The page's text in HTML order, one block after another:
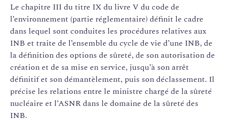
Le chapitre III du titre IX du livre V du code de
l’environnement (partie réglementaire) définit le cadre
dans lequel sont conduites les procédures relatives aux
INB et traite de l’ensemble du cycle de vie d’une INB, de
la définition des options de sûreté, de son autorisation de
création et de sa mise en service, jusqu’à son arrêt
définitif et son démantèlement, puis son déclassement. Il
précise les relations entre le ministre chargé de la sûreté
nucléaire et l’ASNR dans le domaine de la sûreté des
INB.